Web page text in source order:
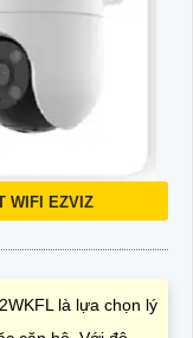
WIFI EZVIZ
là lựa chọn lý